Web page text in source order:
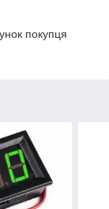
покупця